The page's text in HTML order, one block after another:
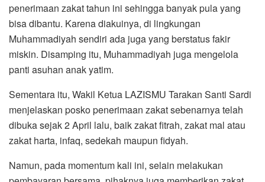
penerimaan zakat tahun ini sehingga banyak pula yang
bisa dibantu. Karena diakuinya, di lingkungan
Muhammadiyah sendiri ada juga yang berstatus fakir
miskin. Disamping itu, Muhammadiyah juga mengelola
panti asuhan anak yatim.
Sementara itu, Wakil Ketua LAZISMU Tarakan Santi Sardi
menjelaskan posko penerimaan zakat sebenarnya telah
dibuka sejak 2 April lalu, baik zakat fitrah, zakat mal atau
zakat harta, infaq, sedekah maupun fidyah.
Namun, pada momentum kali ini, selain melakukan